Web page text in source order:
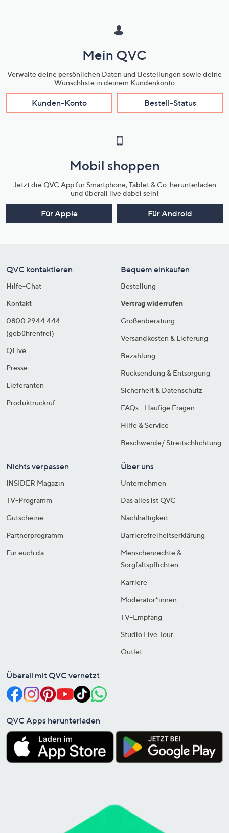
Mein QVC
Verwalte deine persönlichen Daten und Bestellungen sowie deine
Wunschliste in deinem Kundenkonto
Kunden-Konto Bestell-Status
Mobil shoppen
Jetzt die QVC App für Smartphone, Tablet & Co. herunterladen
und überall live dabei sein!
Für Apple Für Android
QVC kontaktieren
Hilfe-Chat
Kontakt
0800 2944 444
(gebührenfrei)
QLive
Presse
Lieferanten
Produktrückruf
Bequem einkaufen
Bestellung
Vertrag widerrufen
Größenberatung
Versandkosten & Lieferung
Bezahlung
Rücksendung & Entsorgung
Sicherheit & Datenschutz
FAQs - Häufige Fragen
Hilfe & Service
Beschwerde/ Streitschlichtung
Nichts verpassen
INSIDER Magazin
TV-Programm
Gutscheine
Partnerprogramm
Für euch da
Über uns
Unternehmen
Das alles ist QVC
Nachhaltigkeit
Barrierefreiheitserklärung
Menschenrechte &
Sorgfaltspflichten
Karriere
Moderator*innen
TV-Empfang
Studio Live Tour
Outlet
Überall mit QVC vernetzt
QVC Apps herunterladen